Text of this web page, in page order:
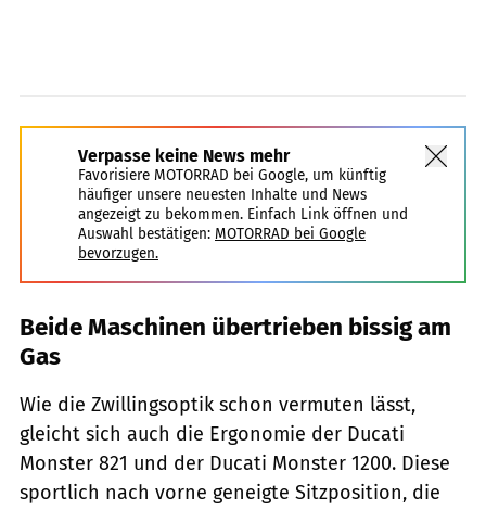
Verpasse keine News mehr
Favorisiere MOTORRAD bei Google, um künftig
häufiger unsere neuesten Inhalte und News
angezeigt zu bekommen. Einfach Link öffnen und
Auswahl bestätigen: MOTORRAD bei Google
bevorzugen.
Beide Maschinen übertrieben bissig am
Gas
Wie die Zwillingsoptik schon vermuten lässt,
gleicht sich auch die Ergonomie der Ducati
Monster 821 und der Ducati Monster 1200. Diese
sportlich nach vorne geneigte Sitzposition, die